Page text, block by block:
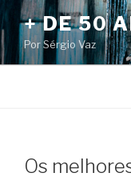
Pular
para
o
conteúdo
+ DE 50
Por Sérgio Vaz
Os